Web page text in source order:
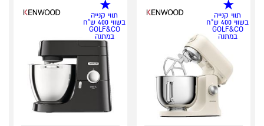
תווי קנייה
בשווי 400 ש"ח
GOLF&CO
במתנה
תווי קנייה
בשווי 400 ש"ח
GOLF&CO
במתנה